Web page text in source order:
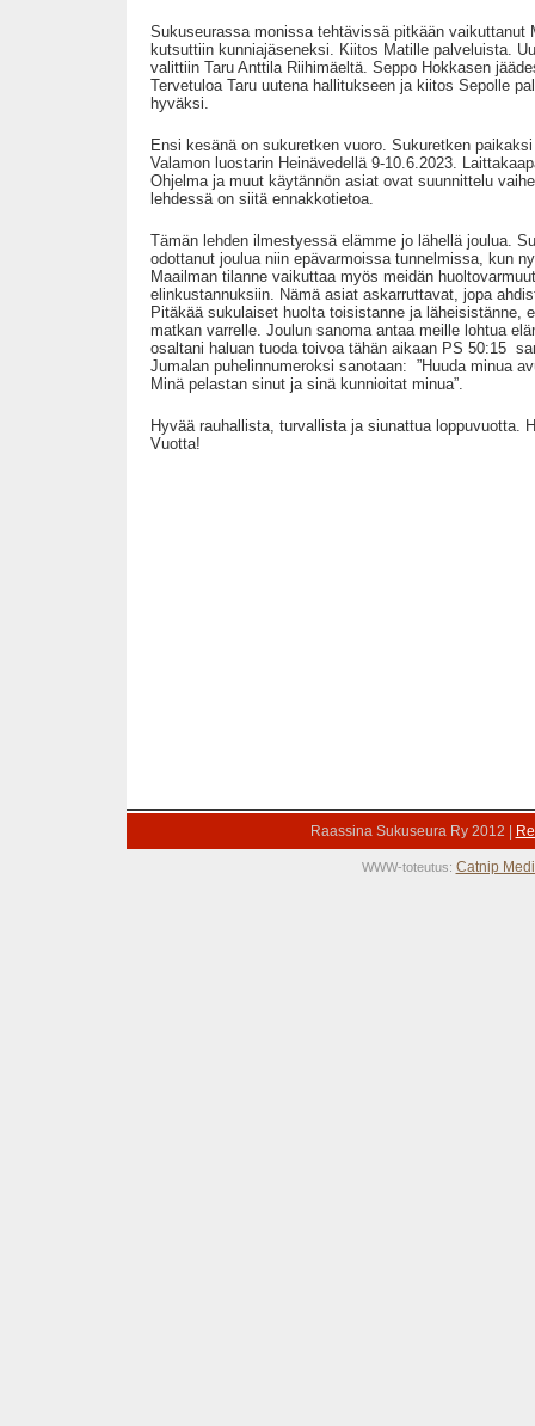
Sukuseurassa monissa tehtävissä pitkään vaikuttanut
kutsuttiin kunniajäseneksi. Kiitos Matille palveluista.
valittiin Taru Anttila Riihimäeltä. Seppo Hokkasen
Tervetuloa Taru uutena hallitukseen ja kiitos Sepolle
hyväksi.
Ensi kesänä on sukuretken vuoro. Sukuretken
Valamon luostarin Heinävedellä 9-10.6.2023.
Ohjelma ja muut käytännön asiat ovat suunnittelu
lehdessä on siitä ennakkotietoa.
Tämän lehden ilmestyessä elämme jo lähellä joulua.
odottanut joulua niin epävarmoissa tunnelmissa, kun
Maailman tilanne vaikuttaa myös meidän
elinkustannuksiin. Nämä asiat askarruttavat, jopa
Pitäkää sukulaiset huolta toisistanne ja läheisistänne,
matkan varrelle. Joulun sanoma antaa meille lohtua
osaltani haluan tuoda toivoa tähän aikaan PS 50:15
Jumalan puhelinnumeroksi sanotaan: ”Huuda minua
Minä pelastan sinut ja sinä kunnioitat minua”.
Hyvää rauhallista, turvallista ja siunattua loppuvuotta.
Vuotta!
Raassina Sukuseura Ry 2012 |
WWW-toteutus: Catnip